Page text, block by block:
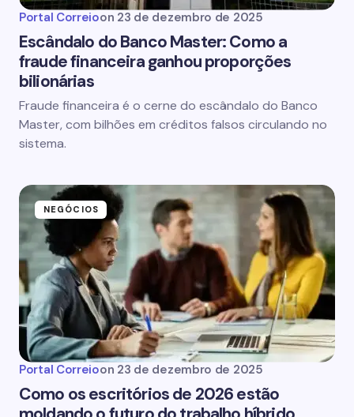
Portal Correioon 23 de dezembro de 2025
Escândalo do Banco Master: Como a
fraude financeira ganhou proporções
bilionárias
Fraude financeira é o cerne do escândalo do Banco
Master, com bilhões em créditos falsos circulando no
sistema.
NEGÓCIOS
Portal Correioon 23 de dezembro de 2025
Como os escritórios de 2026 estão